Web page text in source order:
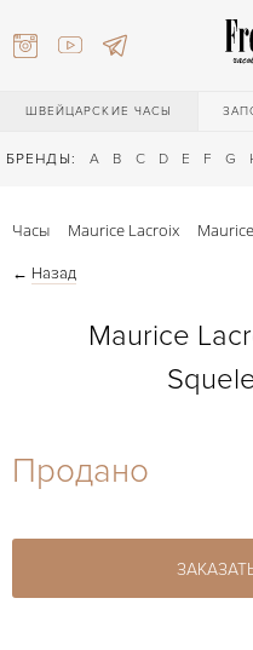
ШВЕЙЦАРСКИЕ ЧАСЫ
БРЕНДЫ: A B C D E F G
27-44
Часы Maurice Lacroix
← Назад
Maurice
Продано